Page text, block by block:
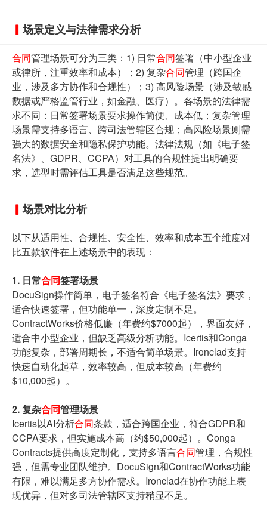
场景定义与法律需求分析
合同管理场景可分为三类：1) 日常合同签署（中小型企业
或律所，注重效率和成本）；2) 复杂合同管理（跨国企
业，涉及多方协作和合规性）；3) 高风险场景（涉及敏感
数据或严格监管行业，如金融、医疗）。各场景的法律需
求不同：日常签署场景要求操作简便、成本低；复杂管理
场景需支持多语言、跨司法管辖区合规；高风险场景则需
强大的数据安全和隐私保护功能。法律法规（如《电子签
名法》、GDPR、CCPA）对工具的合规性提出明确要
求，选型时需评估工具是否满足这些规范。
场景对比分析
以下从适用性、合规性、安全性、效率和成本五个维度对
比五款软件在上述场景中的表现：
1. 日常合同签署场景
DocuSign操作简单，电子签名符合《电子签名法》要求，
适合快速签署，但功能单一，深度定制不足。
ContractWorks价格低廉（年费约$7000起），界面友好，
适合中小型企业，但缺乏高级分析功能。Icertis和Conga
功能复杂，部署周期长，不适合简单场景。Ironclad支持
快速自动化起草，效率较高，但成本较高（年费约
$10,000起）。
2. 复杂合同管理场景
Icertis以AI分析合同条款，适合跨国企业，符合GDPR和
CCPA要求，但实施成本高（约$50,000起）。Conga
Contracts提供高度定制化，支持多语言合同管理，合规性
强，但需专业团队维护。DocuSign和ContractWorks功能
有限，难以满足多方协作需求。Ironclad在协作功能上表
现优异，但对多司法管辖区支持稍显不足。